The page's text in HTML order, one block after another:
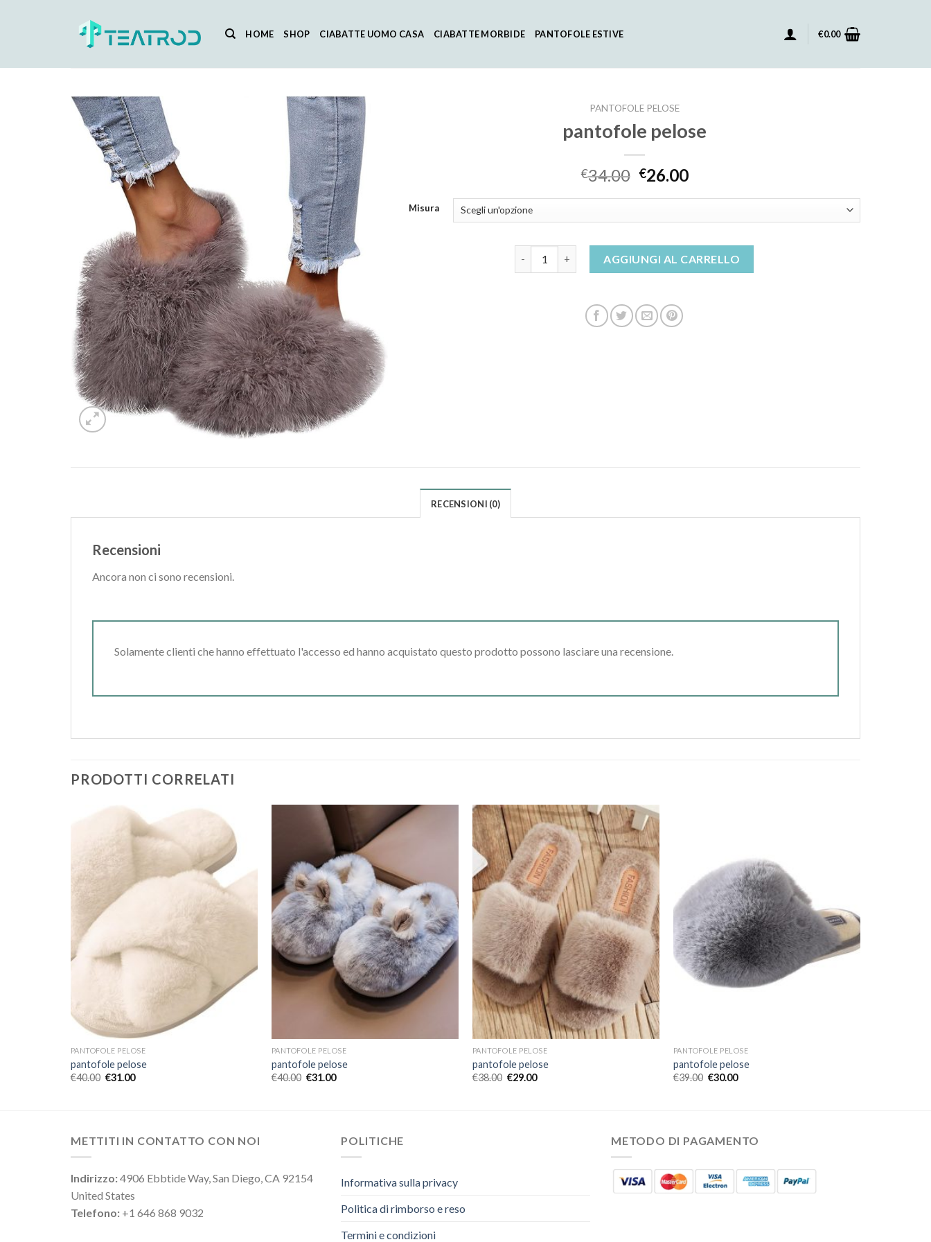
HOME SHOP CIABATTE UOMO CASA CIABATTE MORBIDE PANTOFOLE ESTIVE €0.00
PANTOFOLE PELOSE
pantofole pelose
€34.00 €26.00
Misura
AGGIUNGI AL CARRELLO
RECENSIONI (0)
Recensioni
Ancora non ci sono recensioni.
Solamente clienti che hanno effettuato l'accesso ed hanno acquistato questo prodotto possono lasciare una recensione.
PRODOTTI CORRELATI
PANTOFOLE PELOSE
pantofole pelose
€40.00 €31.00
PANTOFOLE PELOSE
pantofole pelose
€40.00 €31.00
PANTOFOLE PELOSE
pantofole pelose
€38.00 €29.00
PANTOFOLE PELOSE
pantofole pelose
€39.00 €30.00
METTITI IN CONTATTO CON NOI
Indirizzo:4906 Ebbtide Way, San Diego, CA 92154
United States
Telefono: +1 646 868 9032
POLITICHE
Informativa sulla privacy
Politica di rimborso e reso
Termini e condizioni
METODO DI PAGAMENTO